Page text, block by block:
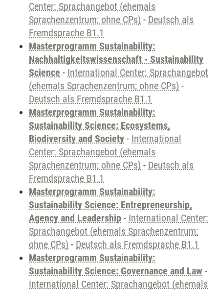
Center: Sprachangebot (ehemals
Sprachenzentrum; ohne CPs) - Deutsch als
Fremdsprache B1.1
Masterprogramm Sustainability:
Nachhaltigkeitswissenschaft - Sustainability
Science - International Center: Sprachangebot
(ehemals Sprachenzentrum; ohne CPs) -
Deutsch als Fremdsprache B1.1
Masterprogramm Sustainability:
Sustainability Science: Ecosystems,
Biodiversity and Society - International
Center: Sprachangebot (ehemals
Sprachenzentrum; ohne CPs) - Deutsch als
Fremdsprache B1.1
Masterprogramm Sustainability:
Sustainability Science: Entrepreneurship,
Agency and Leadership - International Center:
Sprachangebot (ehemals Sprachenzentrum;
ohne CPs) - Deutsch als Fremdsprache B1.1
Masterprogramm Sustainability:
Sustainability Science: Governance and Law -
International Center: Sprachangebot (ehemals